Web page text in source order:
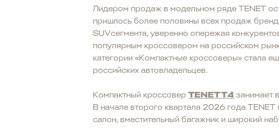
Лидером продаж в модельном ряде TENET
пришлось более половины всех продаж
SUVсегмента, уверенно опережая
популярным кроссовером на российском
категории «Компактные кроссоверы» стала
российских автовладельцев.
Компактный кроссоверTENET T4 занимает
В начале второго квартала 2026 года
салон, вместительный багажник и широкий